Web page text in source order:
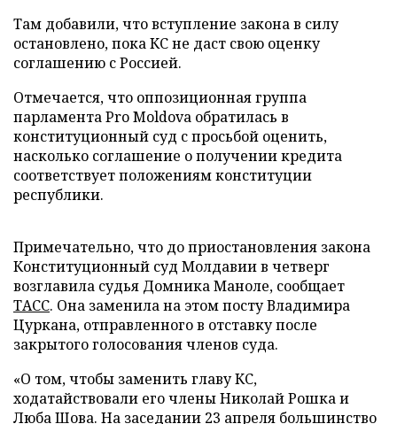
Там добавили, что вступление закона в силу
остановлено, пока КС не даст свою оценку
соглашению с Россией.
Отмечается, что оппозиционная группа
парламента Pro Moldovа обратилась в
конституционный суд с просьбой оценить,
насколько соглашение о получении кредита
соответствует положениям конституции
республики.
Примечательно, что до приостановления закона
Конституционный суд Молдавии в четверг
возглавила судья Домника Маноле, сообщает
ТАСС. Она заменила на этом посту Владимира
Цуркана, отправленного в отставку после
закрытого голосования членов суда.
«О том, чтобы заменить главу КС,
ходатайствовали его члены Николай Рошка и
Люба Шова. На заседании 23 апреля большинство